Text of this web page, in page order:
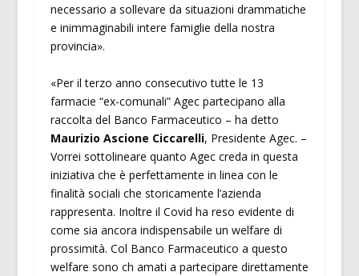
necessario a sollevare da situazioni drammatiche
e inimmaginabili intere famiglie della nostra
provincia».
«Per il terzo anno consecutivo tutte le 13
farmacie “ex-comunali” Agec partecipano alla
raccolta del Banco Farmaceutico – ha detto
Maurizio Ascione Ciccarelli, Presidente Agec. –
Vorrei sottolineare quanto Agec creda in questa
iniziativa che è perfettamente in linea con le
finalità sociali che storicamente l’azienda
rappresenta. Inoltre il Covid ha reso evidente di
come sia ancora indispensabile un welfare di
prossimità. Col Banco Farmaceutico a questo
welfare sono ch amati a partecipare direttamente